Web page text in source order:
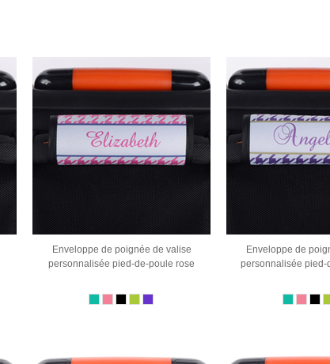
Enveloppe de poignée de valise
personnalisée pied-de-poule rose
Enveloppe de
personnalisée pied-